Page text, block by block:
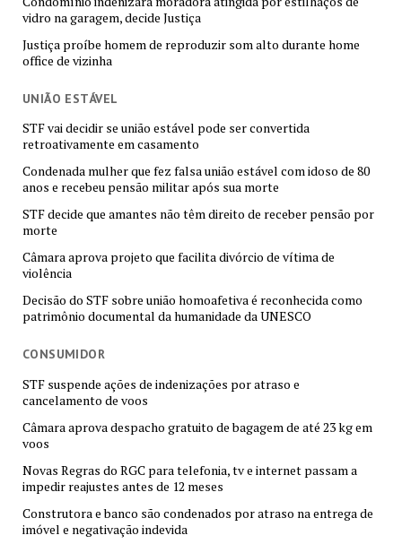
vidro na garagem, decide Justiça
Justiça proíbe homem de reproduzir som alto durante home
office de vizinha
UNIÃO ESTÁVEL
STF vai decidir se união estável pode ser convertida
retroativamente em casamento
Condenada mulher que fez falsa união estável com idoso de 80
anos e recebeu pensão militar após sua morte
STF decide que amantes não têm direito de receber pensão por
morte
Câmara aprova projeto que facilita divórcio de vítima de
violência
Decisão do STF sobre união homoafetiva é reconhecida como
patrimônio documental da humanidade da UNESCO
CONSUMIDOR
STF suspende ações de indenizações por atraso e
cancelamento de voos
Câmara aprova despacho gratuito de bagagem de até 23 kg em
voos
Novas Regras do RGC para telefonia, tv e internet passam a
impedir reajustes antes de 12 meses
Construtora e banco são condenados por atraso na entrega de
imóvel e negativação indevida